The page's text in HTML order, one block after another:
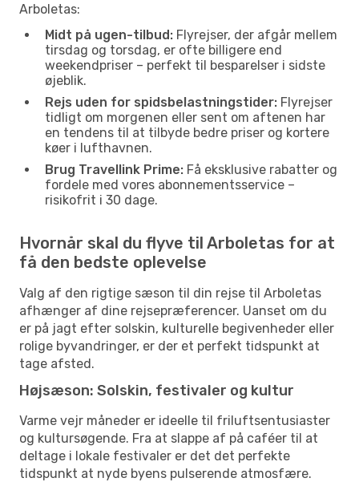
Arboletas:
Midt på ugen-tilbud: Flyrejser, der afgår mellem
tirsdag og torsdag, er ofte billigere end
weekendpriser – perfekt til besparelser i sidste
øjeblik.
Rejs uden for spidsbelastningstider: Flyrejser
tidligt om morgenen eller sent om aftenen har
en tendens til at tilbyde bedre priser og kortere
køer i lufthavnen.
Brug Travellink Prime: Få eksklusive rabatter og
fordele med vores abonnementsservice –
risikofrit i 30 dage.
Hvornår skal du flyve til Arboletas for at
få den bedste oplevelse
Valg af den rigtige sæson til din rejse til Arboletas
afhænger af dine rejsepræferencer. Uanset om du
er på jagt efter solskin, kulturelle begivenheder eller
rolige byvandringer, er der et perfekt tidspunkt at
tage afsted.
Højsæson: Solskin, festivaler og kultur
Varme vejr måneder er ideelle til friluftsentusiaster
og kultursøgende. Fra at slappe af på caféer til at
deltage i lokale festivaler er det det perfekte
tidspunkt at nyde byens pulserende atmosfære.